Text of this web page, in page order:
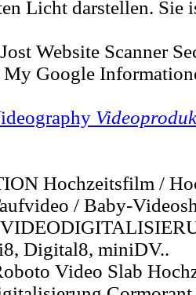
Licht darstellen. Sie
Website Scanner
My Google
Hochzeitsfilm /
/ Baby-
Digital8, miniDV..
Video Slab